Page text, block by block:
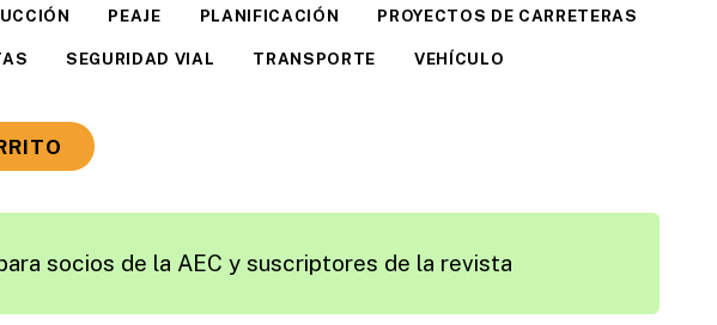
PEAJE PLANIFICACIÓN PROYECTOS DE CARRETERAS
SEGURIDAD VIAL TRANSPORTE VEHÍCULO
socios de la AEC y suscriptores de la revista